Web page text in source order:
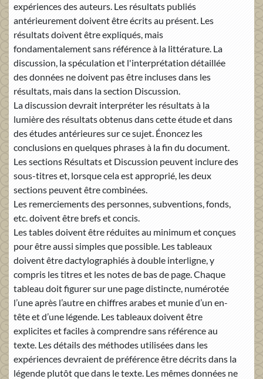
expériences des auteurs. Les résultats publiés
antérieurement doivent être écrits au présent. Les
résultats doivent être expliqués, mais
fondamentalement sans référence à la littérature. La
discussion, la spéculation et l'interprétation détaillée
des données ne doivent pas être incluses dans les
résultats, mais dans la section Discussion.
La discussion devrait interpréter les résultats à la
lumière des résultats obtenus dans cette étude et dans
des études antérieures sur ce sujet. Énoncez les
conclusions en quelques phrases à la fin du document.
Les sections Résultats et Discussion peuvent inclure des
sous-titres et, lorsque cela est approprié, les deux
sections peuvent être combinées.
Les remerciements des personnes, subventions, fonds,
etc. doivent être brefs et concis.
Les tables doivent être réduites au minimum et conçues
pour être aussi simples que possible. Les tableaux
doivent être dactylographiés à double interligne, y
compris les titres et les notes de bas de page. Chaque
tableau doit figurer sur une page distincte, numérotée
l’une après l’autre en chiffres arabes et munie d’un en-
tête et d’une légende. Les tableaux doivent être
explicites et faciles à comprendre sans référence au
texte. Les détails des méthodes utilisées dans les
expériences devraient de préférence être décrits dans la
légende plutôt que dans le texte. Les mêmes données ne